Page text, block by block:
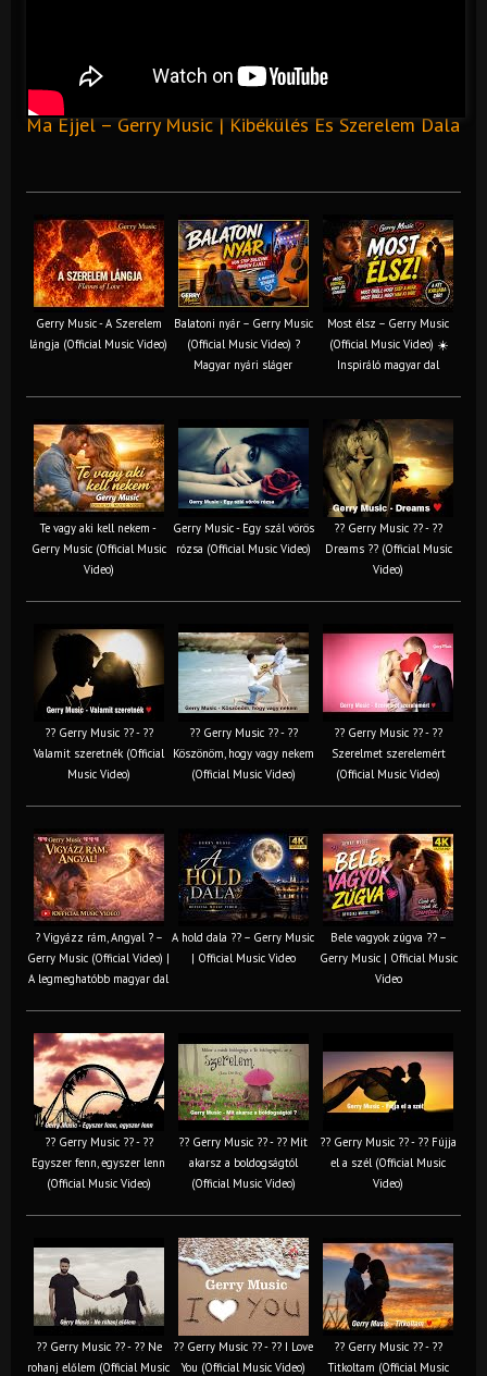
Ma Éjjel – Gerry Music | Kibékülés És Szerelem Dala
Gerry Music - A Szerelem
lángja (Official Music Video)
Balatoni nyár – Gerry Music
(Official Music Video) ?
Magyar nyári sláger
Most élsz – Gerry Music
(Official Music Video) ☀️
Inspiráló magyar dal
Te vagy aki kell nekem -
Gerry Music (Official Music
Video)
Gerry Music - Egy szál vörös
rózsa (Official Music Video)
?? Gerry Music ?? - ??
Dreams ?? (Official Music
Video)
?? Gerry Music ?? - ??
Valamit szeretnék (Official
Music Video)
?? Gerry Music ?? - ??
Köszönöm, hogy vagy nekem
(Official Music Video)
?? Gerry Music ?? - ??
Szerelmet szerelemért
(Official Music Video)
? Vigyázz rám, Angyal ? –
Gerry Music (Official Video) |
A legmeghatóbb magyar dal
A hold dala ?? – Gerry Music
| Official Music Video
Bele vagyok zúgva ?? –
Gerry Music | Official Music
Video
?? Gerry Music ?? - ??
Egyszer fenn, egyszer lenn
(Official Music Video)
?? Gerry Music ?? - ?? Mit
akarsz a boldogságtól
(Official Music Video)
?? Gerry Music ?? - ?? Fújja
el a szél (Official Music
Video)
?? Gerry Music ?? - ?? Ne
rohanj előlem (Official Music
?? Gerry Music ?? - ?? I Love
You (Official Music Video)
?? Gerry Music ?? - ??
Titkoltam (Official Music